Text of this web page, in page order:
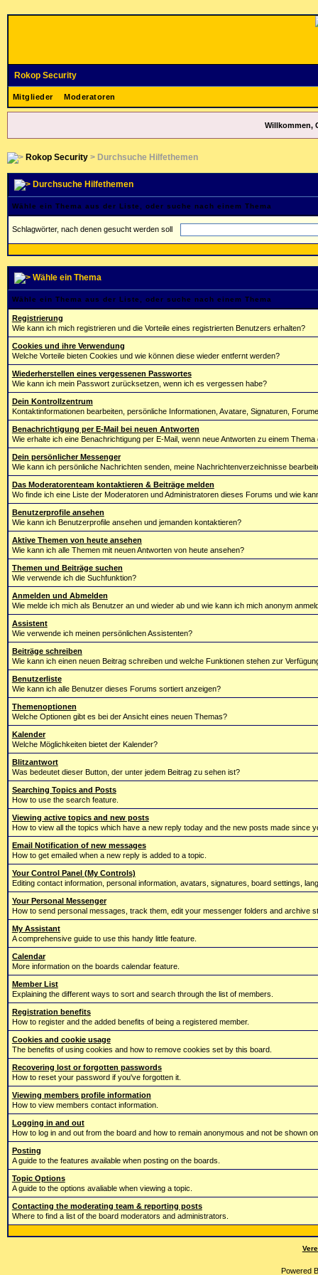
Rokop Security
Mitglieder Moderatoren
Willkommen,
Rokop Security> Durchsuche Hilfethemen
Durchsuche Hilfethemen
Wähle ein Thema aus der Liste, oder suche nach einem Thema
Schlagwörter, nach denen gesucht werden soll
Wähle ein Thema
Wähle ein Thema aus der Liste, oder suche nach einem Thema
Registrierung
Wie kann ich mich registrieren und die Vorteile eines registrierten Benutzers erhalten?
Cookies und ihre Verwendung
Welche Vorteile bieten Cookies und wie können diese wieder entfernt werden?
Wiederherstellen eines vergessenen Passwortes
Wie kann ich mein Passwort zurücksetzen, wenn ich es vergessen habe?
Dein Kontrollzentrum
Kontaktinformationen bearbeiten, persönliche Informationen, Avatare, Signaturen,
Benachrichtigung per E-Mail bei neuen Antworten
Wie erhalte ich eine Benachrichtigung per E-Mail, wenn neue Antworten zu einem
Dein persönlicher Messenger
Wie kann ich persönliche Nachrichten senden, meine Nachrichtenverzeichnisse
Das Moderatorenteam kontaktieren & Beiträge melden
Wo finde ich eine Liste der Moderatoren und Administratoren dieses Forums und wie
Benutzerprofile ansehen
Wie kann ich Benutzerprofile ansehen und jemanden kontaktieren?
Aktive Themen von heute ansehen
Wie kann ich alle Themen mit neuen Antworten von heute ansehen?
Themen und Beiträge suchen
Wie verwende ich die Suchfunktion?
Anmelden und Abmelden
Wie melde ich mich als Benutzer an und wieder ab und wie kann ich mich anonym
Assistent
Wie verwende ich meinen persönlichen Assistenten?
Beiträge schreiben
Wie kann ich einen neuen Beitrag schreiben und welche Funktionen stehen zur
Benutzerliste
Wie kann ich alle Benutzer dieses Forums sortiert anzeigen?
Themenoptionen
Welche Optionen gibt es bei der Ansicht eines neuen Themas?
Kalender
Welche Möglichkeiten bietet der Kalender?
Blitzantwort
Was bedeutet dieser Button, der unter jedem Beitrag zu sehen ist?
Searching Topics and Posts
How to use the search feature.
Viewing active topics and new posts
How to view all the topics which have a new reply today and the new posts made since
Email Notification of new messages
How to get emailed when a new reply is added to a topic.
Your Control Panel (My Controls)
Editing contact information, personal information, avatars, signatures, board settings,
Your Personal Messenger
How to send personal messages, track them, edit your messenger folders and archive
My Assistant
A comprehensive guide to use this handy little feature.
Calendar
More information on the boards calendar feature.
Member List
Explaining the different ways to sort and search through the list of members.
Registration benefits
How to register and the added benefits of being a registered member.
Cookies and cookie usage
The benefits of using cookies and how to remove cookies set by this board.
Recovering lost or forgotten passwords
How to reset your password if you've forgotten it.
Viewing members profile information
How to view members contact information.
Logging in and out
How to log in and out from the board and how to remain anonymous and not be shown
Posting
A guide to the features available when posting on the boards.
Topic Options
A guide to the options avaliable when viewing a topic.
Contacting the moderating team & reporting posts
Where to find a list of the board moderators and administrators.
Powered